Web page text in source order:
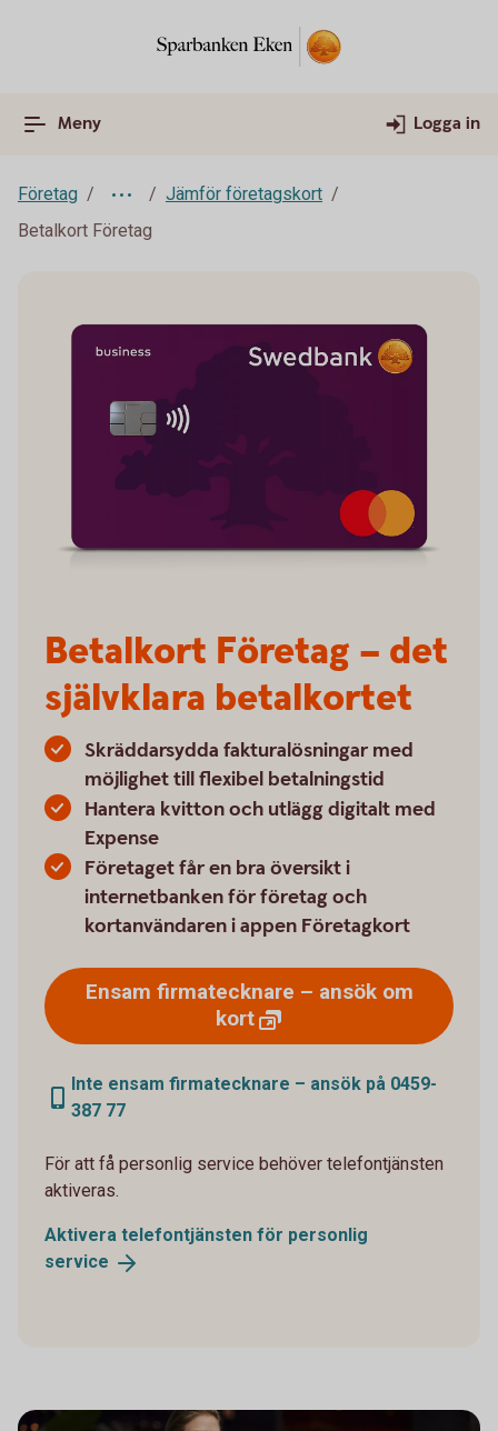
Meny Logga in
Företag
Jämför företagskort
Betalkort Företag
Betalkort Företag – det
självklara betalkortet
Skräddarsydda fakturalösningar med
möjlighet till flexibel betalningstid
Hantera kvitton och utlägg digitalt med
Expense
Företaget får en bra översikt i
internetbanken för företag och
kortanvändaren i appen Företagkort
Ensam firmatecknare – ansök om
kort
Inte ensam firmatecknare – ansök på 0459-
387 77
För att få personlig service behöver telefontjänsten
aktiveras.
Aktivera telefontjänsten för personlig
service